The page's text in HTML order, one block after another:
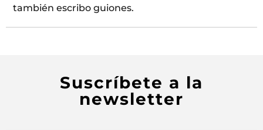
también escribo guiones.
Suscríbete a la
newsletter